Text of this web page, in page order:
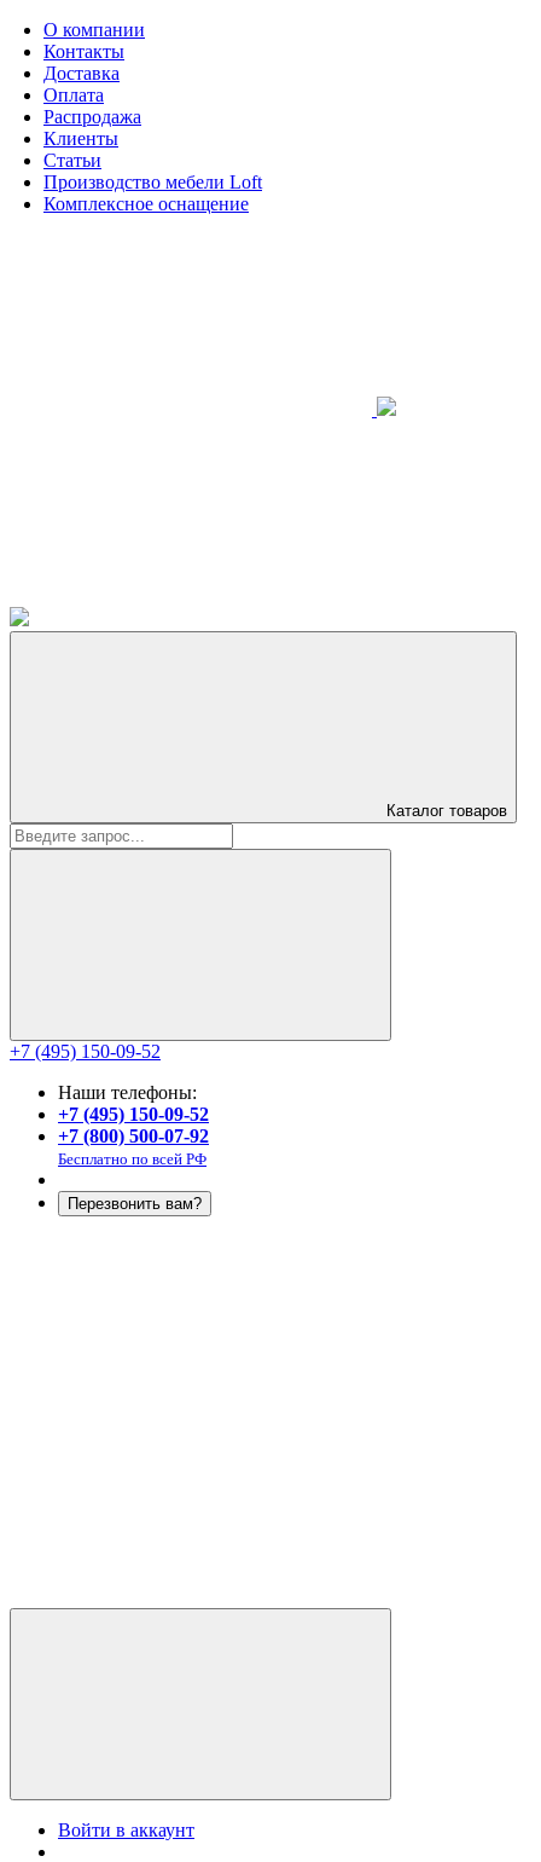
О компании
Контакты
Доставка
Оплата
Распродажа
Клиенты
Статьи
Производство мебели Loft
Комплексное оснащение
Каталог товаров
+7 (495) 150-09-52
Наши телефоны:
+7 (495) 150-09-52
+7 (800) 500-07-92
Бесплатно по всей РФ
Перезвонить вам?
Войти в аккаунт